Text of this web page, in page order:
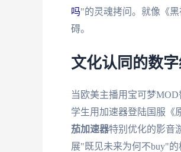
吗"的灵魂拷问。就像《
碍。
文化认同的数
当欧美主播用宝可梦
学生用加速器登陆国服《
茄加速器特别优化的影音
展"既见未来为何不buy"的